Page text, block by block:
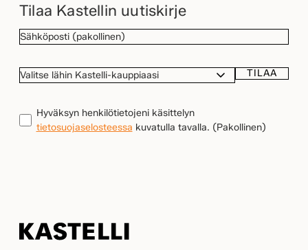
Tilaa Kastellin uutiskirje
SÄHKÖPOSTI(Pakollinen)
VALITSE
KAUPPIAASI
TIETOSUOJA(Pakollinen)
Hyväksyn henkilötietojeni käsittelyn
tietosuojaselosteessa kuvatulla tavalla. (Pakollinen)
TILAA